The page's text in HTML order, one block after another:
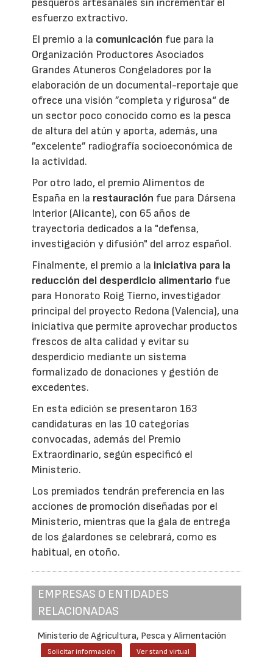
pesqueros artesanales sin incrementar el
esfuerzo extractivo.
El premio a la comunicación fue para la
Organización Productores Asociados
Grandes Atuneros Congeladores por la
elaboración de un documental-reportaje que
ofrece una visión ”completa y rigurosa“ de
un sector poco conocido como es la pesca
de altura del atún y aporta, además, una
”excelente” radiografía socioeconómica de
la actividad.
Por otro lado, el premio Alimentos de
España en la restauración fue para Dársena
Interior (Alicante), con 65 años de
trayectoria dedicados a la "defensa,
investigación y difusión" del arroz español.
Finalmente, el premio a la iniciativa para la
reducción del desperdicio alimentario fue
para Honorato Roig Tierno, investigador
principal del proyecto Redona (Valencia), una
iniciativa que permite aprovechar productos
frescos de alta calidad y evitar su
desperdicio mediante un sistema
formalizado de donaciones y gestión de
excedentes.
En esta edición se presentaron 163
candidaturas en las 10 categorías
convocadas, además del Premio
Extraordinario, según especificó el
Ministerio.
Los premiados tendrán preferencia en las
acciones de promoción diseñadas por el
Ministerio, mientras que la gala de entrega
de los galardones se celebrará, como es
habitual, en otoño.
EMPRESAS O ENTIDADES
RELACIONADAS
Ministerio de Agricultura, Pesca y Alimentación
Solicitar información Ver stand virtual